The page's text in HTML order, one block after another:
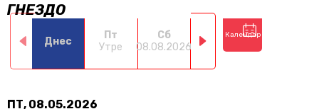
ГНЕЗДО
Днес
Пт
Утре
Сб
08.08.202609.08.2026
10.08.2026
Календар
ПТ, 08.05.2026